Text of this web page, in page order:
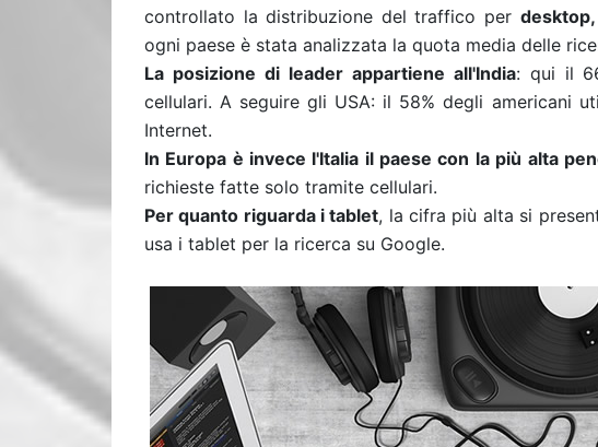
controllato la distribuzione del traffico per
ogni paese è stata analizzata la quota media delle
La posizione di leader appartiene all'India: qui il
cellulari. A seguire gli USA: il 58% degli americani
Internet.
ln Europa è invece l'Italia il paese con la più alta
richieste fatte solo tramite cellulari.
Per quanto riguarda i tablet, la cifra più alta si
usa i tablet per la ricerca su Google.